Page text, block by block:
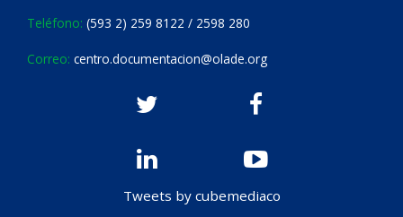
Teléfono: (593 2) 259 8122 / 2598 280
Correo: centro.documentacion@olade.org
Tweets by cubemediaco